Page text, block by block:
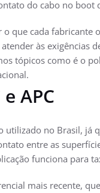
do cabo no boot
o que cada
às exigências
tópicos como é o
APC
utilizado no Brasil, já
entre as
funciona para
mais recente,